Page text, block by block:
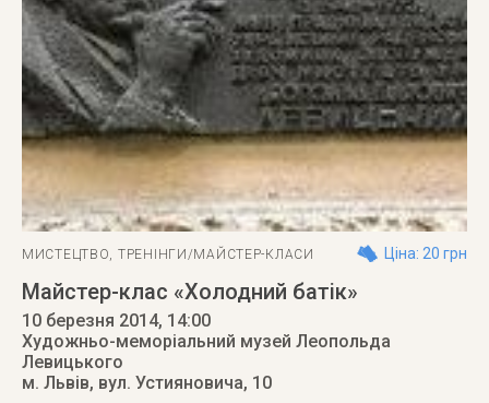
МИСТЕЦТВО, ТРЕНІНГИ/МАЙСТЕР-КЛАСИ Ціна: 20 грн
Майстер-клас «Холодний батік»
10 березня 2014, 14:00
Художньо-меморіальний музей Леопольда
Левицького
м. Львів, вул. Устияновича, 10